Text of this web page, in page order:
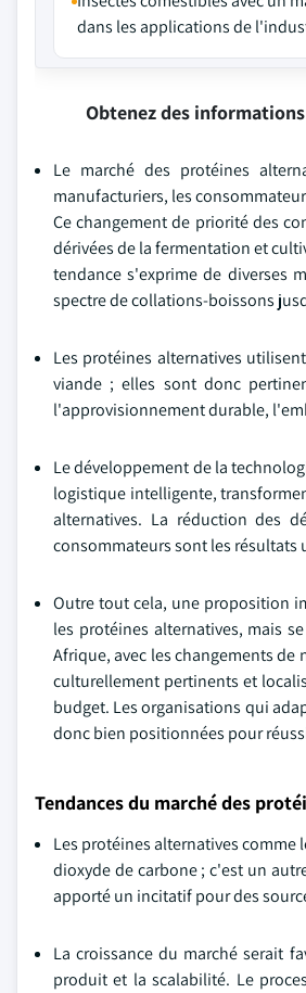
dans les applications de
Obtenez des
Le marché des protéines
manufacturiers, les
Ce changement de priorité des
dérivées de la fermentation et
tendance s'exprime de diverses
spectre de collations-boissons
Les protéines alternatives
viande ; elles sont donc
l'approvisionnement durable,
Le développement de la
logistique intelligente,
alternatives. La réduction des
consommateurs sont les
Outre tout cela, une proposition
les protéines alternatives, mais
Afrique, avec les changements
culturellement pertinents et
budget. Les organisations qui
donc bien positionnées pour
Tendances du marché des
Les protéines alternatives
dioxyde de carbone ; c'est un
apporté un incitatif pour des
La croissance du marché serait
produit et la scalabilité. Le